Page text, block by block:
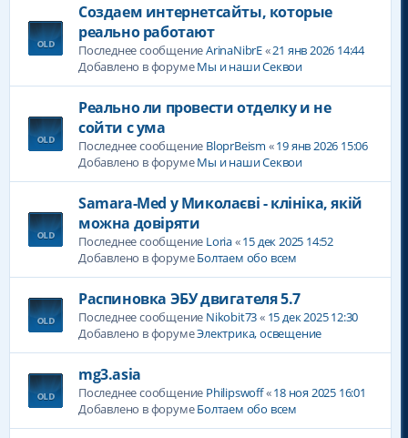
Создаем интернетсайты, которые
реально работают
Последнее сообщениеArinaNibrE«21 янв 2026 14:44
Добавлено в форумеМы и наши Секвои
Реально ли провести отделку и не
сойти с ума
Последнее сообщение BloprBeism «19 янв 2026 15:06
Добавлено в форумеМы и наши Секвои
Samara-Med у Миколаєві - клініка, якій
можна довіряти
Последнее сообщение Loria«15 дек 2025 14:52
Добавлено в форумеБолтаем обо всем
Распиновка ЭБУ двигателя 5.7
Последнее сообщение Nikobit73« 15 дек 2025 12:30
Добавлено в форумеЭлектрика, освещение
mg3.asia
Последнее сообщение Philipswoff«18 ноя 2025 16:01
Добавлено в форумеБолтаем обо всем